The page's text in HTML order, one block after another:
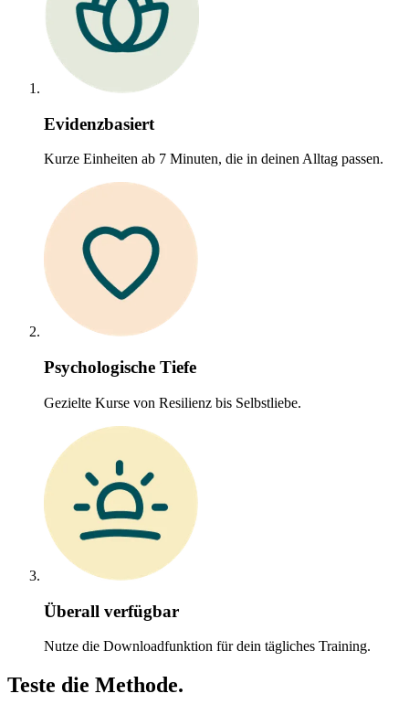
Evidenzbasiert
Kurze Einheiten ab 7 Minuten, die in deinen Alltag passen.
Psychologische Tiefe
Gezielte Kurse von Resilienz bis Selbstliebe.
Überall verfügbar
Nutze die Downloadfunktion für dein tägliches Training.
Teste die Methode.